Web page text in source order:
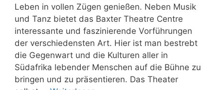
Leben in vollen Zügen genießen. Neben Musik
und Tanz bietet das Baxter Theatre Centre
interessante und faszinierende Vorführungen
der verschiedensten Art. Hier ist man bestrebt
die Gegenwart und die Kulturen aller in
Südafrika lebender Menschen auf die Bühne zu
bringen und zu präsentieren. Das Theater